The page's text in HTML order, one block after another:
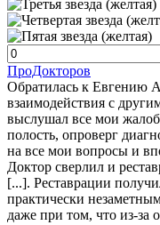
ПроДокторов
Обратилась к Евгению
взаимодействия с
выслушал все мои
полость, опроверг
на все мои вопросы и
Доктор сверлил и
[...]. Реставрации
практически
даже при том, что из-за